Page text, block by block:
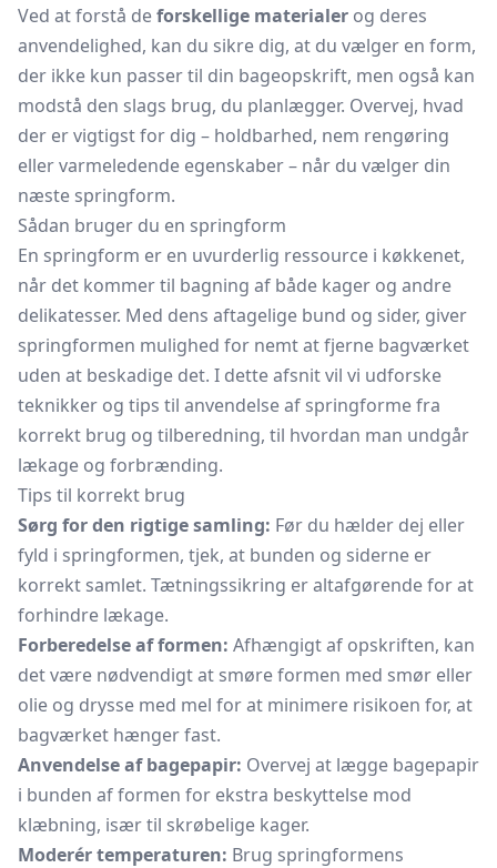
Ved at forstå deforskellige materialer og deres
anvendelighed, kan du sikre dig, at du vælger en form,
der ikke kun passer til din bageopskrift, men også kan
modstå den slags brug, du planlægger. Overvej, hvad
der er vigtigst for dig – holdbarhed, nem rengøring
eller varmeledende egenskaber – når du vælger din
næste springform.
Sådan bruger du en springform
En springform er en uvurderlig ressource i køkkenet,
når det kommer til bagning af både kager og andre
delikatesser. Med dens aftagelige bund og sider, giver
springformen mulighed for nemt at fjerne bagværket
uden at beskadige det. I dette afsnit vil vi udforske
teknikker og tips til anvendelse af springforme fra
korrekt brug og tilberedning, til hvordan man undgår
lækage og forbrænding.
Tips til korrekt brug
Sørg for den rigtige samling: Før du hælder dej eller
fyld i springformen, tjek, at bunden og siderne er
korrekt samlet. Tætningssikring er altafgørende for at
forhindre lækage.
Forberedelse af formen: Afhængigt af opskriften, kan
det være nødvendigt at smøre formen med smør eller
olie og drysse med mel for at minimere risikoen for, at
bagværket hænger fast.
Anvendelse af bagepapir: Overvej at lægge bagepapir
i bunden af formen for ekstra beskyttelse mod
klæbning, især til skrøbelige kager.
Moderér temperaturen: Brug springformens